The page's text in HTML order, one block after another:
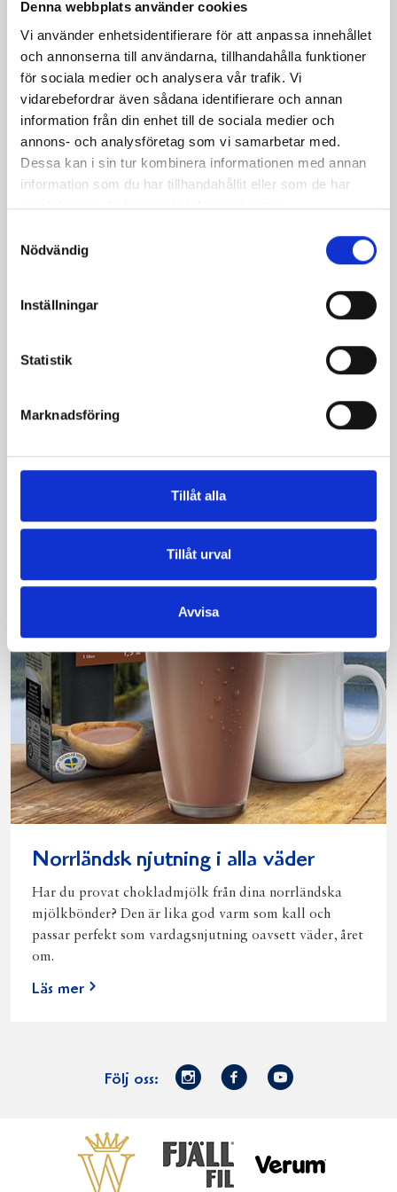
Denna webbplats använder cookies
Vi använder enhetsidentifierare för att anpassa innehållet
och annonserna till användarna, tillhandahålla funktioner
för sociala medier och analysera vår trafik. Vi
vidarebefordrar även sådana identifierare och annan
information från din enhet till de sociala medier och
annons- och analysföretag som vi samarbetar med.
Dessa kan i sin tur kombinera informationen med annan
information som du har tillhandahållit eller som de har
samlat in när du har använt deras tjänster.
Nödvändig
Inställningar
Statistik
Marknadsföring
Tillåt alla
Tillåt urval
Avvisa
Dela
på
Facebook
Dela
på
Twitter
Dela
på
Pinterest
Dela
via
e-
post
Skriv
ut
mjölk
Vi kan stolt konstatera att vår laktosfria Mellanmjölk
är bäst i smaktest när norrlänningarna sagt sitt. Fler än
Norrländsk njutning i alla väder
Har du provat chokladmjölk från dina norrländska
mjölkbönder? Den är lika god varm som kall och
passar perfekt som vardagsnjutning oavsett väder, året
om.
Läs mer
Följ oss:
Norrmejerier
Facebook
Youtube
Gör gott för Norrländska
VästerbottensostFjällfil